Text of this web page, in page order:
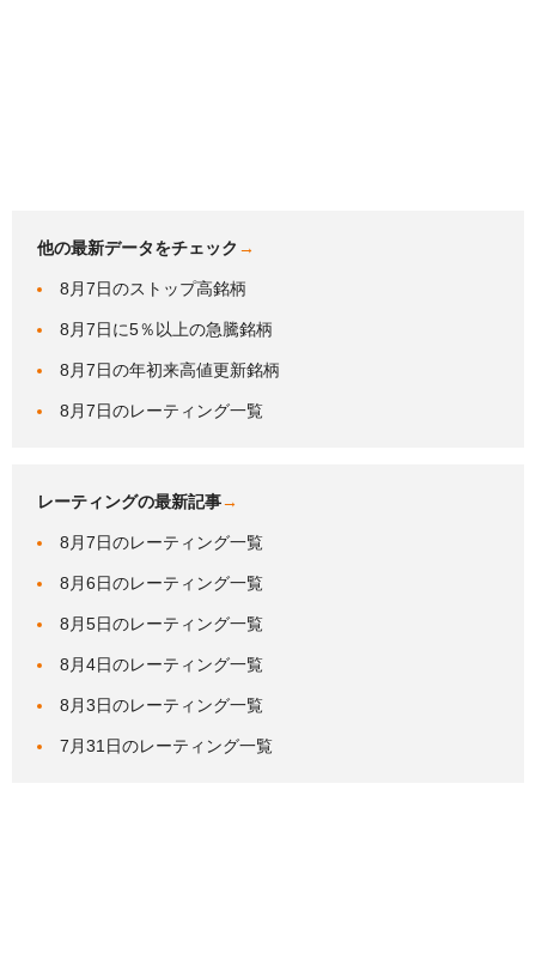
他の最新データをチェック →
8月7日のストップ高銘柄
8月7日に5％以上の急騰銘柄
8月7日の年初来高値更新銘柄
8月7日のレーティング一覧
レーティングの最新記事→
8月7日のレーティング一覧
8月6日のレーティング一覧
8月5日のレーティング一覧
8月4日のレーティング一覧
8月3日のレーティング一覧
7月31日のレーティング一覧